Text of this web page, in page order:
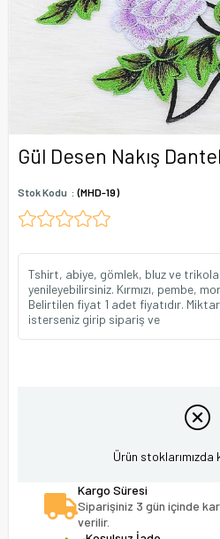
Gül Desen Nakış
Stok Kodu (MHD-19)
Tshirt, abiye, gömlek, bluz ve
yenileyebilirsiniz. Kırmızı, pembe,
Belirtilen fiyat 1 adet fiyatıdır.
isterseniz girip sipariş ve
Ürün stoklarımızda
Kargo Süresi
Siparişiniz 3 gün içinde
verilir.